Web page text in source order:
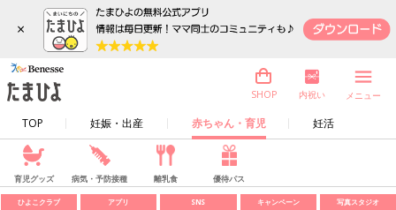
×
TOP 妊娠・出産 赤ちゃん・育児 妊活
SHOP 内祝い メニュー
育児グッズ 病気・予防接種 離乳食 優待パス
ひよこクラブ アプリ SNS キャンペーン 写真スタジオ